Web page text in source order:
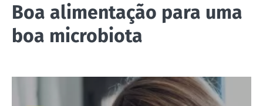
Boa alimentação para uma
boa microbiota